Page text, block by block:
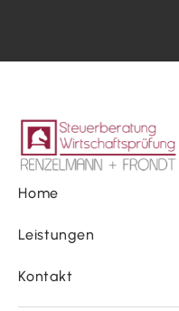
Home
Leistungen
Kontakt